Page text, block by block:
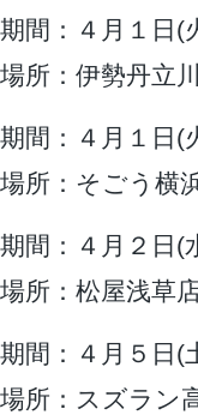
期間：４月１日(
場所：伊勢丹立
期間：４月１日(
場所：そごう横
期間：４月２日(
場所：松屋浅草
期間：４月５日(
場所：スズラン